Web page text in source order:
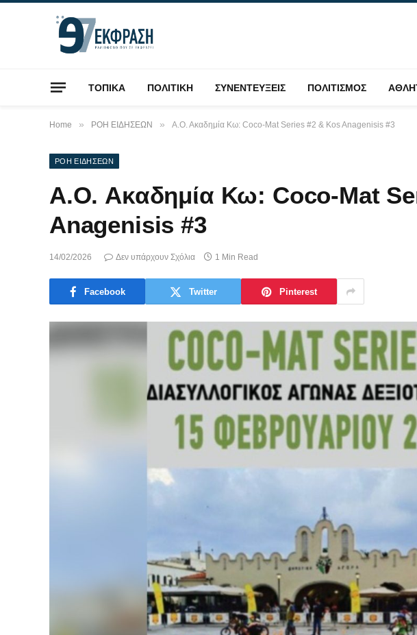
ΤΟΠΙΚΑ ΠΟΛΙΤΙΚΗ ΣΥΝΕΝΤΕΥΞΕΙΣ ΠΟΛΙΤΙΣΜΟΣ
Home » ΡΟΗ ΕΙΔΗΣΕΩΝ » Α.Ο. Ακαδημία Κω: Coco-Mat Series #2 & Kos Anagenisis #3
ΡΟΗ ΕΙΔΗΣΕΩΝ
Α.Ο. Ακαδημία Κω: Coco-Mat
Anagenisis #3
14/02/2026 Δεν υπάρχουν Σχόλια 1 Min Read
Facebook Twitter Pinterest